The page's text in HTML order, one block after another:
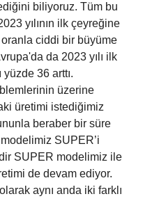
biliyoruz. Tüm bu
yılının ilk çeyreğine
oranla ciddi bir büyüme
da 2023 yılı ilk
36 arttı.
üzerine
üretimi istediğimiz
beraber bir süre
SUPER’i
SUPER modelimiz ile
de devam ediyor.
aynı anda iki farklı